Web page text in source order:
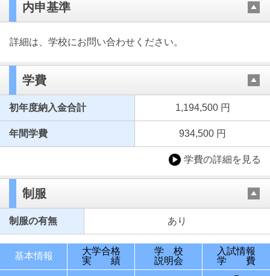
内申基準
詳細は、学校にお問い合わせください。
学費
初年度納入金合計 1,194,500 円
年間学費 934,500 円
学費の詳細を見る
制服
制服の有無 あり
基本情報
大学合格
実 績
学 校
説明会
入試情報
学 費